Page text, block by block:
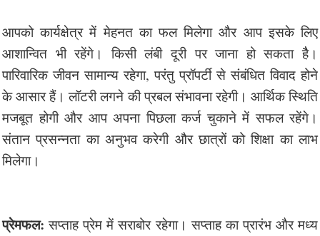
आपको कार्यक्षेत्र में मेहनत का फल मिलेगा और आप इसके लिए
आशान्वित भी रहेंगे। किसी लंबी दूरी पर जाना हो सकता हैै।
पारिवारिक जीवन सामान्य रहेगा, परंतु प्रॉपर्टी से संबंधित विवाद होने
के आसार हैं। लॉटरी लगने की प्रबल संभावना रहेगी। आर्थिक स्थिति
मजबूत होगी और आप अपना पिछला कर्ज चुकाने में सफल रहेंगे।
संतान प्रसन्नता का अनुभव करेगी और छात्रों को शिक्षा का लाभ
मिलेगा।
प्रेमफल: सप्ताह प्रेम में सराबोर रहेगा। सप्ताह का प्रारंभ और मध्य